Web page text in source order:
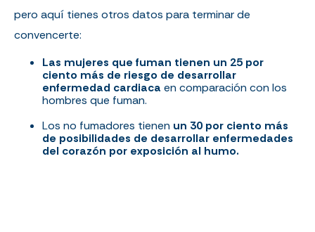
pero aquí tienes otros datos para terminar de
convencerte:
Las mujeres que fuman tienen un 25 por
ciento más de riesgo de desarrollar
enfermedad cardiaca en comparación con los
hombres que fuman.
Los no fumadores tienen un 30 por ciento más
de posibilidades de desarrollar enfermedades
del corazón por exposición al humo.